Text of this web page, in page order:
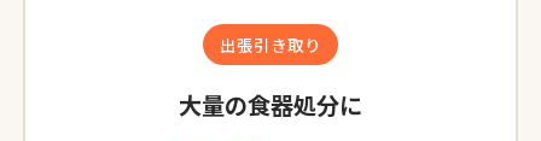
出張引き取り
大量の食器処分に